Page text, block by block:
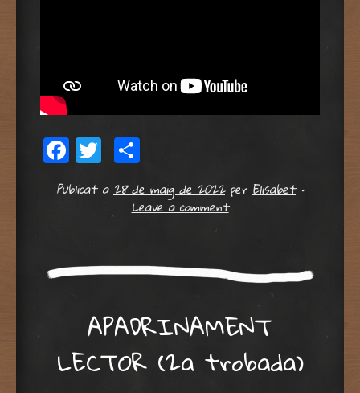
Facebook
Twitter
Publicat a28 de maig de 2022perElisabet •
Leave a comment
APADRINAMENT
LECTOR (2a trobada)